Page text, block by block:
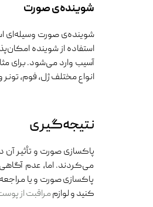
شوینده‌ی صورت
شوینده‌ی صورت وسیله‌ای
استفاده از شوینده
آسیب وارد می‌شود. برای
انواع مختلف ژل، فوم،
نتیجه‌گیری
پاکسازی صورت و تأثیر
می‌کردند. اما، عدم
پاکسازی صورت و یا
کنید و لوازممراقبت از